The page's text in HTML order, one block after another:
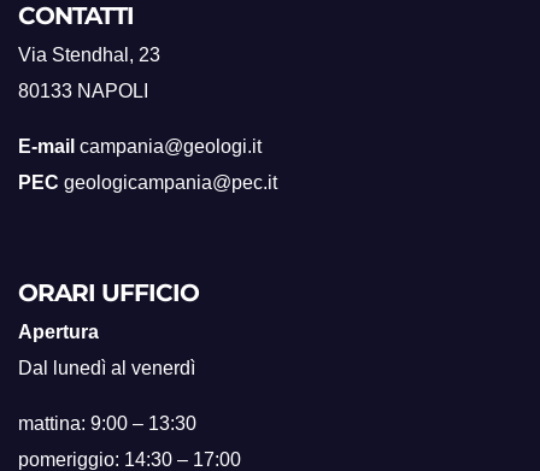
CONTATTI
Via Stendhal, 23
80133 NAPOLI
E-mail campania@geologi.it
PEC geologicampania@pec.it
ORARI UFFICIO
Apertura
Dal lunedì al venerdì
mattina: 9:00 – 13:30
pomeriggio: 14:30 – 17:00